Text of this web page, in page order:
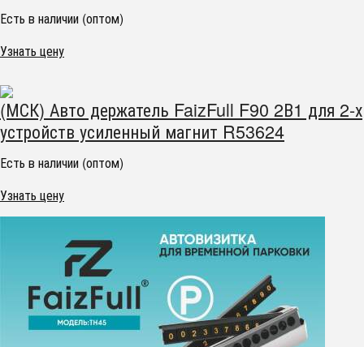
Есть в наличии (оптом)
Узнать цену
(МСК) Авто держатель FaizFull F90 2В1 для 2-х
устройств усиленный магнит R53624
Есть в наличии (оптом)
Узнать цену